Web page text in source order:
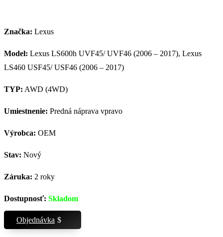
Značka: Lexus
Model: Lexus LS600h UVF45/ UVF46 (2006 – 2017), Lexus
LS460 USF45/ USF46 (2006 – 2017)
TYP: AWD (4WD)
Umiestnenie: Predná náprava vpravo
Výrobca: OEM
Stav: Nový
Záruka: 2 roky
Dostupnosť: Skladom
Objednávka